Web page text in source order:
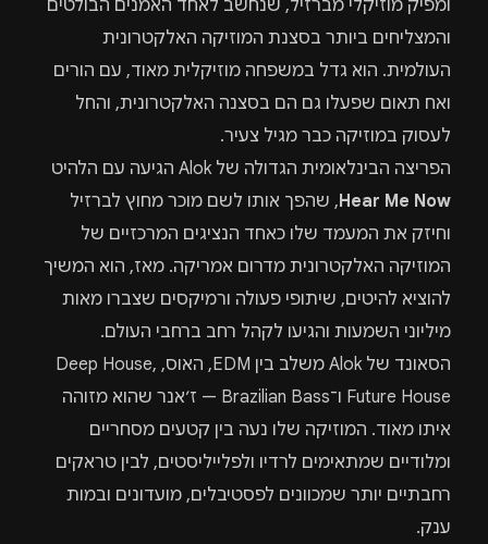
ומפיק מוזיקלי מברזיל, שנחשב לאחד האמנים הבולטים
והמצליחים ביותר בסצנת המוזיקה האלקטרונית
העולמית. הוא גדל במשפחה מוזיקלית מאוד, עם הורים
ואח תאום שפעלו גם הם בסצנה האלקטרונית, והחל
לעסוק במוזיקה כבר מגיל צעיר.
הפריצה הבינלאומית הגדולה של Alok הגיעה עם הלהיט
Hear Me Now, שהפך אותו לשם מוכר מחוץ לברזיל
וחיזק את המעמד שלו כאחד הנציגים המרכזיים של
המוזיקה האלקטרונית מדרום אמריקה. מאז, הוא המשיך
להוציא להיטים, שיתופי פעולה ורמיקסים שצברו מאות
מיליוני השמעות והגיעו לקהל רחב ברחבי העולם.
הסאונד של Alok משלב בין EDM, האוס, Deep House,
Future House ו־Brazilian Bass — ז׳אנר שהוא מזוהה
איתו מאוד. המוזיקה שלו נעה בין קטעים מסחריים
ומלודיים שמתאימים לרדיו ולפלייליסטים, לבין טראקים
רחבתיים יותר שמכוונים לפסטיבלים, מועדונים ובמות
ענק.